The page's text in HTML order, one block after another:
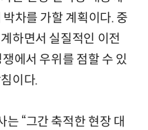
차를 가할 계획이다. 중
하면서 실질적인 이전
에서 우위를 점할 수 있
이다.
“그간 축적한 현장 대